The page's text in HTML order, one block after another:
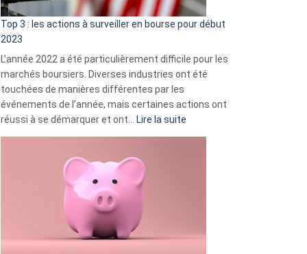
assistance
Top 3 : les actions à surveiller en bourse pour début
2023
L’année 2022 a été particulièrement difficile pour les
marchés boursiers. Diverses industries ont été
touchées de manières différentes par les
événements de l’année, mais certaines actions ont
réussi à se démarquer et ont…
Lire la suite
en